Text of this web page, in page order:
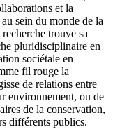
et la
sein du monde de la
trouve sa
pluridisciplinaire en
sociétale en
fil rouge la
de relations entre
environnement, ou de
de la conservation,
différents publics.